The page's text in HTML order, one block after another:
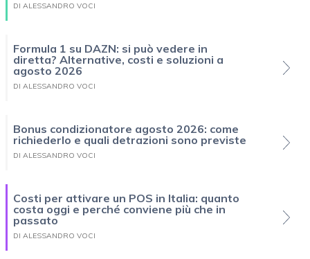
DI ALESSANDRO VOCI
Formula 1 su DAZN: si può vedere in
diretta? Alternative, costi e soluzioni a
agosto 2026
DI ALESSANDRO VOCI
Bonus condizionatore agosto 2026: come
richiederlo e quali detrazioni sono previste
DI ALESSANDRO VOCI
Costi per attivare un POS in Italia: quanto
costa oggi e perché conviene più che in
passato
DI ALESSANDRO VOCI